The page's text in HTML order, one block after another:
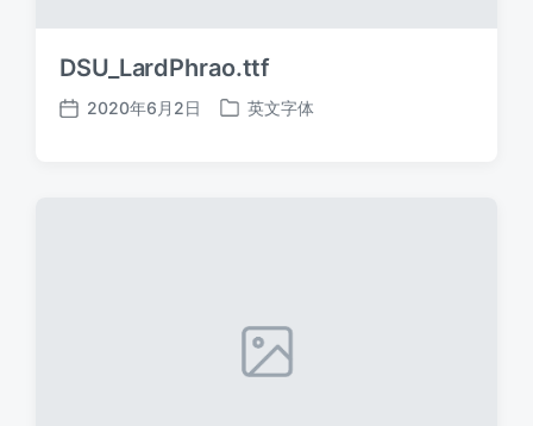
DSU_LardPhrao.ttf
发
2020年6月2日
发
英文字体